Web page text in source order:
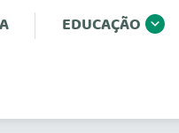
EDUCAÇÃO